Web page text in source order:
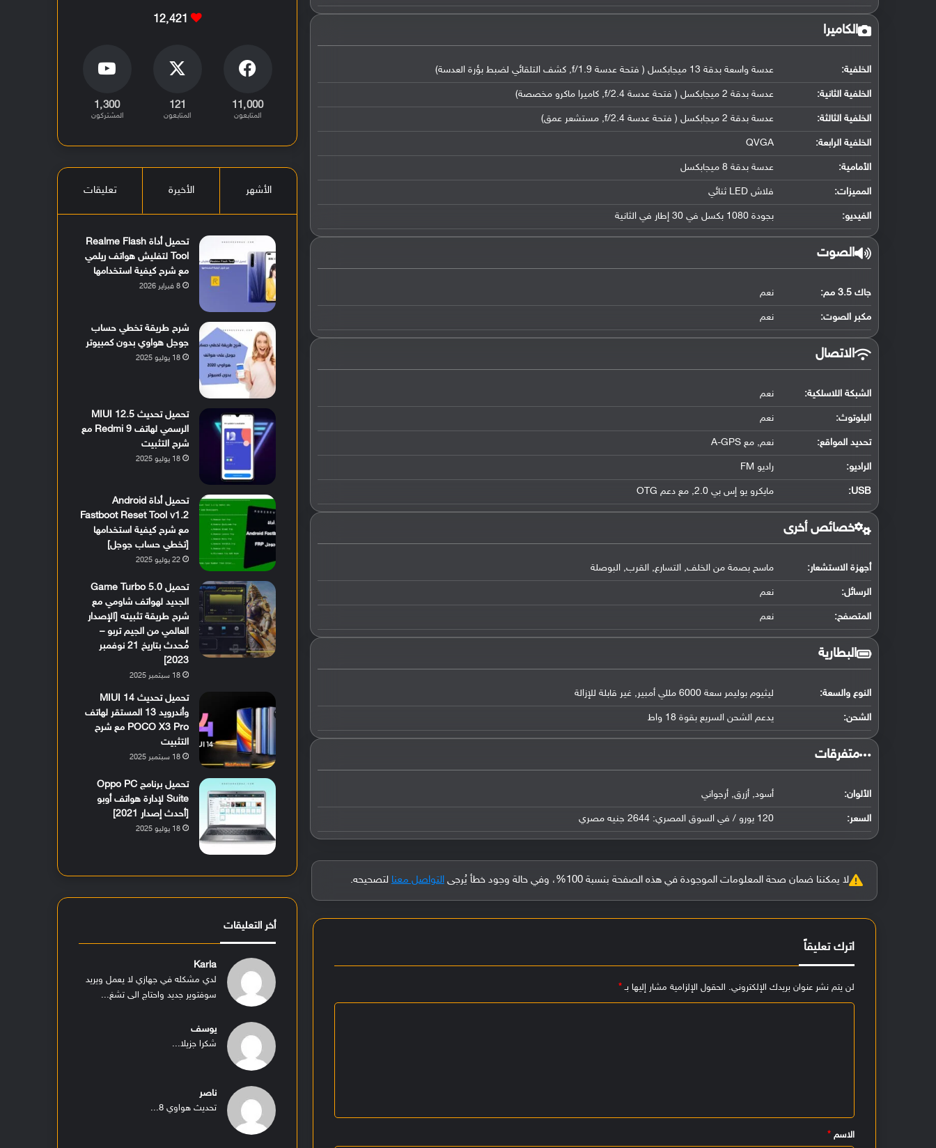
الكاميرا
الخلفية: عدسة واسعة بدقة 13 ميجابكسل ( فتحة عدسة f/1.9, كشف التلقائي لضبط بؤرة العدسة)
الخلفية الثانية: عدسة بدقة 2 ميجابكسل ( فتحة عدسة f/2.4, كاميرا ماكرو مخصصة)
الخلفية الثالثة: عدسة بدقة 2 ميجابكسل ( فتحة عدسة f/2.4, مستشعر عمق)
الخلفية الرابعة: QVGA
الأمامية: عدسة بدقة 8 ميجابكسل
المميزات: فلاش LED ثنائي
الفيديو: بجودة 1080 بكسل في 30 إطار في الثانية
الصوت
جاك 3.5 مم: نعم
مكبر الصوت: نعم
الاتصال
الشبكة اللاسلكية: نعم
البلوتوث: نعم
تحديد المواقع: نعم, مع A-GPS
الراديو: راديو FM
USB
: مايكرو يو إس بي 2.0, مع دعم OTG
خصائص أخرى
أجهزة الاستشعار: ماسح بصمة من الخلف, التسارع, القرب, البوصلة
الرسائل: نعم
المتصفح: نعم
البطارية
النوع والسعة: ليثيوم بوليمر سعة 6000 مللي أمبير, غير قابلة للإزالة
الشحن: يدعم الشحن السريع بقوة 18 واط
‏متفرقات‏
الألوان: أسود, أزرق, أرجواني
السعر: 120 يورو / في السوق المصري: 2644 جنيه مصري
لا يمكننا ضمان صحة المعلومات الموجودة في هذه الصفحة بنسبة 100%، وفي حالة وجود خطأ يُرجى التواصل معنا لتصحيحه.
اترك تعليقاً
لن يتم نشر عنوان بريدك الإلكتروني. الحقول الإلزامية مشار إليها بـ*
الاسم*
12٬421
11٬000
المتابعون
121
المتابعون
1٬300
المشتركون
الأشهر الأخيرة تعليقات
تحميل أداة Realme Flash
Tool لتفليش هواتف ريلمي
مع شرح كيفية استخدامها
8 فبراير 2026
شرح طريقة تخطي حساب
جوجل هواوي بدون كمبيوتر
18 يوليو 2025
تحميل تحديث MIUI 12.5
الرسمي لهاتف Redmi 9 مع
شرح التثبيت
18 يوليو 2025
تحميل أداة Android
Fastboot Reset Tool v1.2
مع شرح كيفية استخدامها
[تخطي حساب جوجل]
22 يوليو 2025
تحميل Game Turbo 5.0
الجديد لهواتف شاومي مع
شرح طريقة تثبيته [الإصدار
العالمي من الجيم تربو –
مُحدث بتاريخ 21 نوفمبر
2023]
18 سبتمبر 2025
تحميل تحديث MIUI 14
وأندرويد 13 المستقر لهاتف
POCO X3 Pro مع شرح
التثبيت
18 سبتمبر 2025
تحميل برنامج Oppo PC
Suite لإدارة هواتف أوبو
[أحدث إصدار 2021]
18 يوليو 2025
أخر التعليقات
Karla
لدي مشكله في جهازي لا يعمل ويريد
سوفتوير جديد واحتاج الى تشغ...
يوسف
شكرا جزيلا...
ناصر
تحديث هواوي 8...